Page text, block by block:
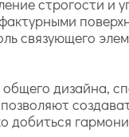
связующего
дизайна,
добиться